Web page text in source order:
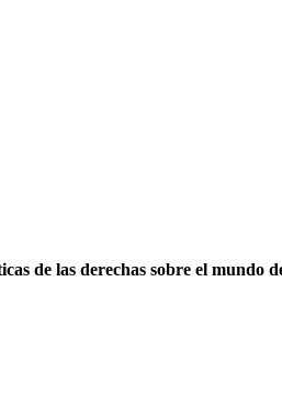
de las derechas sobre el mundo